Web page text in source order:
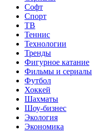
Софт
Спорт
ТВ
Теннис
Технологии
Тренды
Фигурное катание
Фильмы и сериалы
Футбол
Хоккей
Шахматы
Шоу-бизнес
Экология
Экономика